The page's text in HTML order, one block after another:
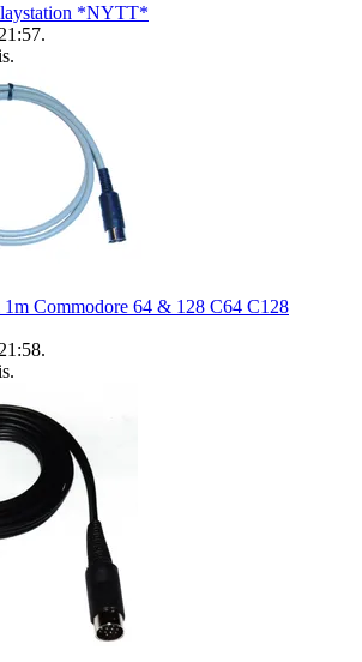
*NYTT*
.
.
1m Commodore 64 & 128 C64 C128
.
.